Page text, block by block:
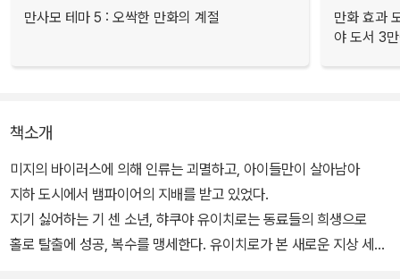
만사모 테마 5 : 오싹한 만화의 계절
만화 효과
야 도서 3
책소개
미지의 바이러스에 의해 인류는 괴멸하고, 아이들만이 살아남아
지하 도시에서 뱀파이어의 지배를 받고 있었다.
지기 싫어하는 기 센 소년, 햐쿠야 유이치로는 동료들의 희생으로
홀로 탈출에 성공, 복수를 맹세한다. 유이치로가 본 새로운 지상 세계